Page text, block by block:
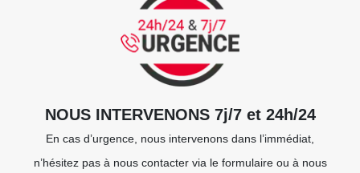
NOUS INTERVENONS 7j/7 et 24h/24
En cas d’urgence, nous intervenons dans l’immédiat,
n’hésitez pas à nous contacter via le formulaire ou à nous